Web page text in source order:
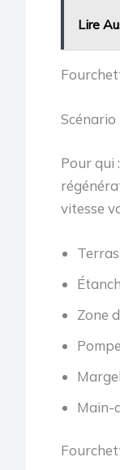
Lire
Pour qui
vitesse
Zone
Main-